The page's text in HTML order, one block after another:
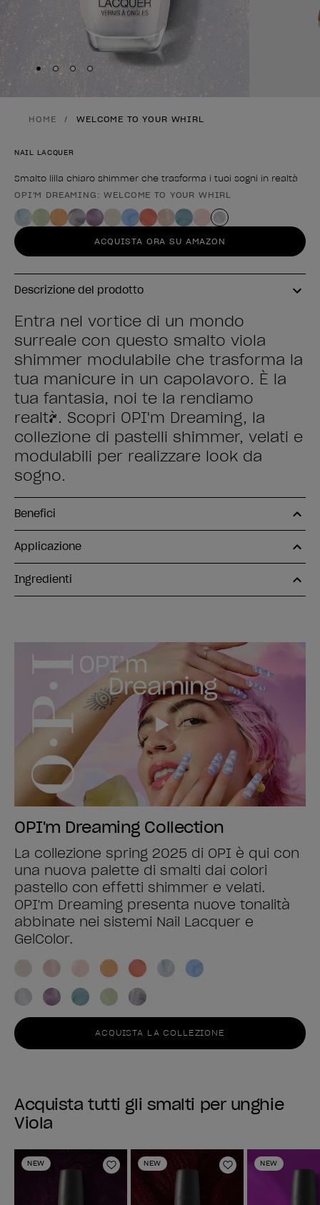
Skip to slide
Skip to slide 2
Skip to slide
Skip to slide 4
HOME WELCOME TO YOUR WHIRL
NAIL LACQUER
Smalto lilla chiaro shimmer che trasforma i tuoi sogni in realtà
Forma del prodotto
OPI'M DREAMING: WELCOME TO YOUR WHIRL
ACQUISTA ORA SU AMAZON
Descrizione del prodotto
Entra nel vortice di un mondo
surreale con questo smalto viola
shimmer modulabile che trasforma la
tua manicure in un capolavoro. È la
tua fantasia, noi te la rendiamo
realtà. Scopri OPI'm Dreaming, la
collezione di pastelli shimmer, velati e
modulabili per realizzare look da
sogno.
Benefici
Applicazione
Ingredienti
OPI'm Dreaming Collection
La collezione spring 2025 di OPI è qui con
una nuova palette di smalti dai colori
pastello con effetti shimmer e velati.
OPI'm Dreaming presenta nuove tonalità
abbinate nei sistemi Nail Lacquer e
GelColor.
ACQUISTA LA COLLEZIONE
Acquista tutti gli smalti per unghie
Viola
NEW
Aggiungi alla lista dei desideri
NEW
Aggiungi alla
NEW